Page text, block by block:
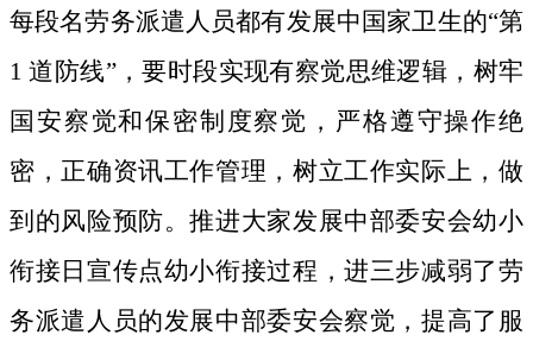
每段名劳务派遣人员都有发展中国家卫生的“第
1 道防线”，要时段实现有察觉思维逻辑，树牢
国安察觉和保密制度察觉，严格遵守操作绝
密，正确资讯工作管理，树立工作实际上，做
到的风险预防。推进大家发展中部委安会幼小
衔接日宣传点幼小衔接过程，进三步减弱了劳
务派遣人员的发展中部委安会察觉，提高了服